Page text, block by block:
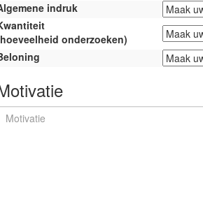
indruk
onderzoeken)